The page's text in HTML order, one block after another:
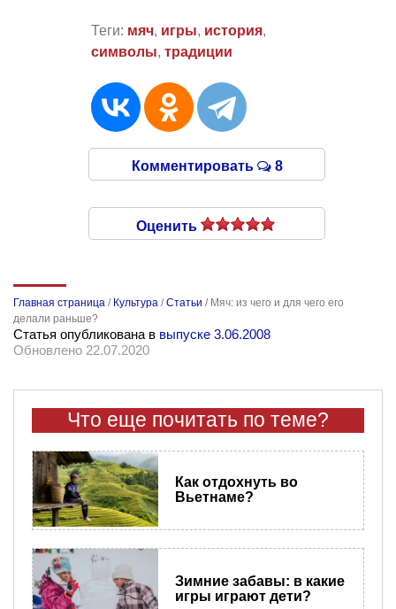
Теги: мяч, игры, история,
символы, традиции
Комментировать 8
Оценить
Главная страница / Культура /Статьи / Мяч: из чего и для чего его
делали раньше?
Статья опубликована в выпуске 3.06.2008
Обновлено 22.07.2020
Что еще почитать по теме?
Как отдохнуть во
Вьетнаме?
Зимние забавы: в какие
игры играют дети?